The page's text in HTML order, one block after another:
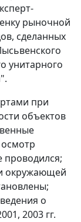
рыночной
сделанных
унитарного
при
объектов
проводился;
окружающей
о
2003 гг.